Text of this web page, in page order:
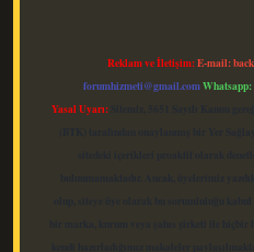
Reklam ve İletişim:E-mail:
forumhizmeti@gmail.comWhatsapp:
Yasal Uyarı: